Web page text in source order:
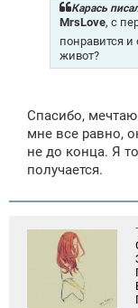
Карась
MrsLove, с
понравится и
живот?
Спасибо,
мне все равно,
не до конца. Я
получается.